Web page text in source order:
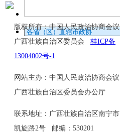
版权所有：中国人民政治协商会议
广西壮族自治区委员会 桂ICP备
13004002号-1
网站主办：中国人民政治协商会议
广西壮族自治区委员会办公厅
联系地址：广西壮族自治区南宁市
凯旋路2号 邮编：530201